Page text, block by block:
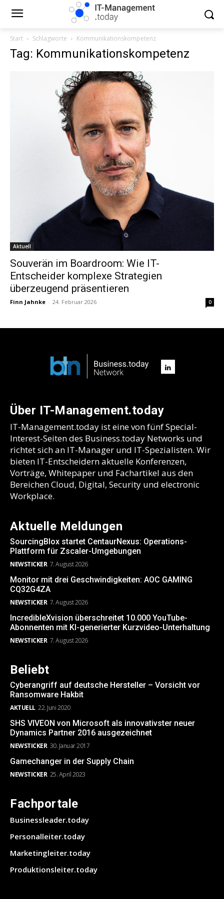
Start Schlagworte Kommunikationskompetenz
Tag: Kommunikationskompetenz
Aktuell
Souverän im Boardroom: Wie IT-
Entscheider komplexe Strategien
überzeugend präsentieren
Finn Jahnke - 24. Februar 2026 0
Über IT-Management.today
IT-Management.today ist eine von fünf Special-
Interest-Seiten des Business.today Networks und
richtet sich an IT-Manager und IT-Spezialisten. Wir
bieten IT-Entscheidern aktuelle Konferenzen,
Vorträge, Whitepaper und Fachartikel aus den
Bereichen Cloud, Digital, Security und electronic
Workplace.
Aktuelle Meldungen
SourcingBlox startet CentaurNexus: Operations-
Plattform für Zscaler-Umgebungen
NEWSTICKER 7. August 2026
Monitor mit drei Geschwindigkeiten: AOC GAMING
CQ32G4ZA
NEWSTICKER 7. August 2026
IncredibleXvision überschreitet 10.000 YouTube-
Abonnenten mit KI-generierter Kurzvideo-Unterhaltung
NEWSTICKER 7. August 2026
Beliebt
Cyberangriff auf deutsche Hersteller – Vorsicht vor
Ransomware Hakbit
AKTUELL 22. Juni 2020
SHS VIVEON von Microsoft als innovativster neuer
Dynamics Partner 2016 ausgezeichnet
NEWSTICKER 30. Januar 2017
Gamechanger in der Supply Chain
NEWSTICKER 25. April 2023
Fachportale
Businessleader.today
Personalleiter.today
Marketingleiter.today
Produktionsleiter.today